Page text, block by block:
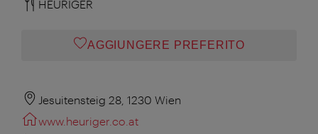
HEURIGER
AGGIUNGERE PREFERITO
Jesuitensteig 28, 1230 Wien
www.heuriger.co.at